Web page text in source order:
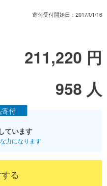
寄付受付開始日： 2017/01/16
211,220 円
958 人
寄付
ています
力になります
る